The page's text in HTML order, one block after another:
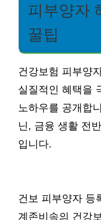
피부양자
꿀팁
건강보험 피부양
실질적인 혜택을
노하우를 공개합
닌, 금융 생활 전
입니다.
건보 피부양자 등
계존비속의 건강